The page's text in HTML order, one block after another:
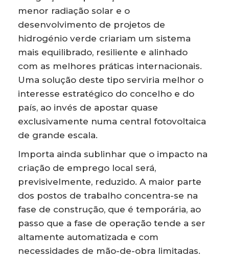
menor radiação solar e o
desenvolvimento de projetos de
hidrogénio verde criariam um sistema
mais equilibrado, resiliente e alinhado
com as melhores práticas internacionais.
Uma solução deste tipo serviria melhor o
interesse estratégico do concelho e do
país, ao invés de apostar quase
exclusivamente numa central fotovoltaica
de grande escala.
Importa ainda sublinhar que o impacto na
criação de emprego local será,
previsivelmente, reduzido. A maior parte
dos postos de trabalho concentra-se na
fase de construção, que é temporária, ao
passo que a fase de operação tende a ser
altamente automatizada e com
necessidades de mão-de-obra limitadas.